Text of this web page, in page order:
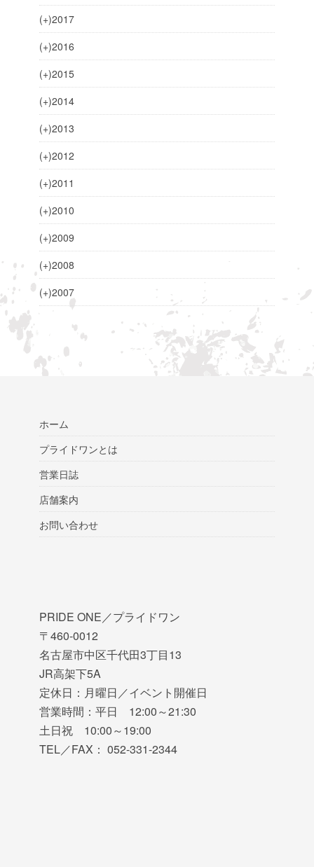
(+)2017
(+)2016
(+)2015
(+)2014
(+)2013
(+)2012
(+)2011
(+)2010
(+)2009
(+)2008
(+)2007
ホーム
プライドワンとは
営業日誌
店舗案内
お問い合わせ
PRIDE ONE／プライドワン
〒460-0012
名古屋市中区千代田3丁目13
JR高架下5A
定休日：月曜日／イベント開催日
営業時間：平日 12:00～21:30
土日祝 10:00～19:00
TEL／FAX： 052-331-2344